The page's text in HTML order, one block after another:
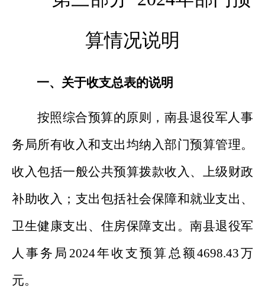
算情况说明
一、关于收支总表的说明
按照综合预算的原则， 南县退役军人事
务局所有收入和支出均纳入部门预算管理。
收入包括一般公共预算拨款收入 、上级财政
补助收入 ；支出包括社会保障和就业支出、
卫生健康支出、住房保障支出。 南县退役军
人事务局 2024年收支预算总额4698.43万
元。